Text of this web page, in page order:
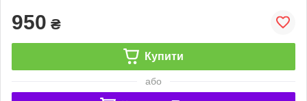
950 ₴
Купити
або